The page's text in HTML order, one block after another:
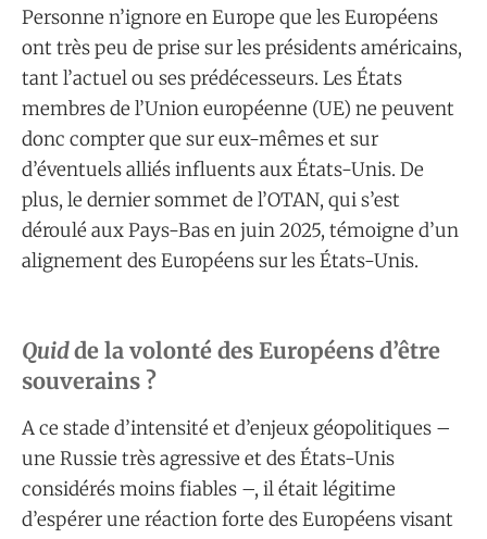
Personne n’ignore en Europe que les Européens
ont très peu de prise sur les présidents américains,
tant l’actuel ou ses prédécesseurs. Les États
membres de l’Union européenne (UE) ne peuvent
donc compter que sur eux-mêmes et sur
d’éventuels alliés influents aux États-Unis. De
plus, le dernier sommet de l’OTAN, qui s’est
déroulé aux Pays-Bas en juin 2025, témoigne d’un
alignement des Européens sur les États-Unis.
Quidde la volonté des Européens d’être
souverains ?
A ce stade d’intensité et d’enjeux géopolitiques –
une Russie très agressive et des États-Unis
considérés moins fiables –, il était légitime
d’espérer une réaction forte des Européens visant